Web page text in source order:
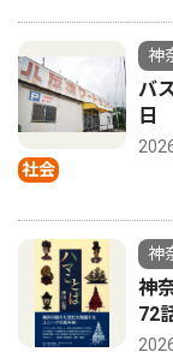
社会
神
バ
日
神
神
72